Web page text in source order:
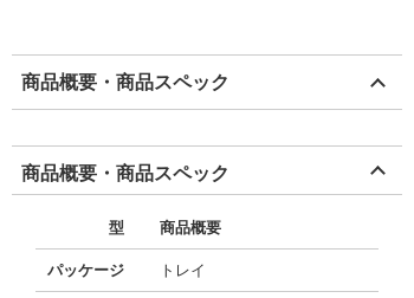
商品概要・商品スペック
商品概要・商品スペック
型 商品概要
パッケージ トレイ